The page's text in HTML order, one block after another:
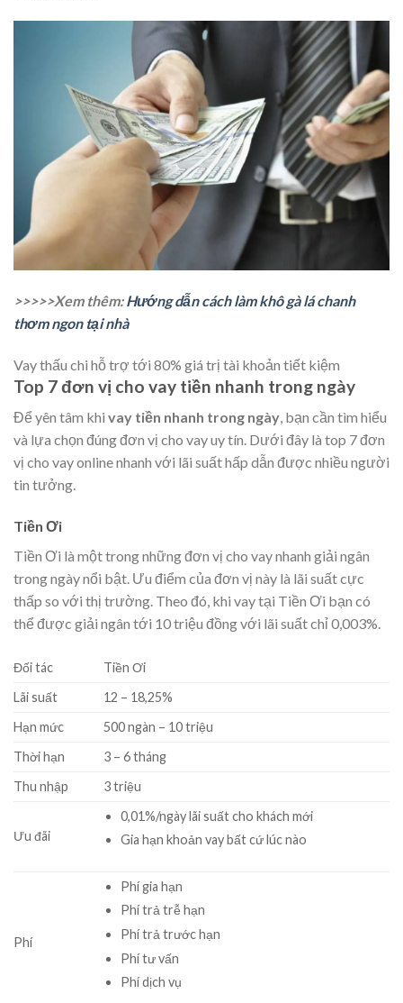
>>>>>Xem thêm:Hướng dẫn cách làm khô gà lá chanh
thơm ngon tại nhà
Vay thấu chi hỗ trợ tới 80% giá trị tài khoản tiết kiệm
Top 7 đơn vị cho vay tiền nhanh trong ngày
Để yên tâm khi vay tiền nhanh trong ngày, bạn cần tìm hiểu
và lựa chọn đúng đơn vị cho vay uy tín. Dưới đây là top 7 đơn
vị cho vay online nhanh với lãi suất hấp dẫn được nhiều người
tin tưởng.
Tiền Ơi
Tiền Ơi là một trong những đơn vị cho vay nhanh giải ngân
trong ngày nổi bật. Ưu điểm của đơn vị này là lãi suất cực
thấp so với thị trường. Theo đó, khi vay tại Tiền Ơi bạn có
thể được giải ngân tới 10 triệu đồng với lãi suất chỉ 0,003%.
Đối tác
Tiền Ơi
Lãi suất
12 – 18,25%
Hạn mức
500ngàn – 10triệu
Thời hạn
3 –6tháng
Thu nhập
3triệu
Ưu đãi
0,01%/ngày lãi suất cho khách mới
Gia hạn khoản vay bất cứ lúc nào
Phí
Phí gia hạn
Phí trả trễ hạn
Phí trả trước hạn
Phí tư vấn
Phí dịch vụ